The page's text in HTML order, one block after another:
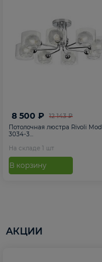
12 143 ₽
8 500 ₽
Потолочная люстра Rivoli Mod
3034-3...
На складе 1 шт
В корзину
АКЦИИ